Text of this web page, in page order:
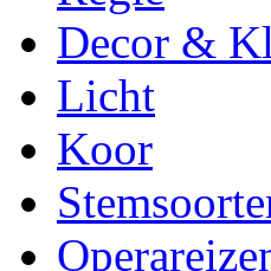
Decor &
Licht
Koor